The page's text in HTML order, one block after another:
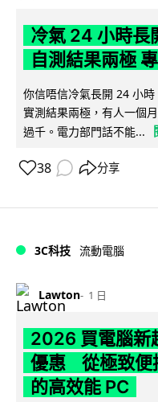
冷氣 24 小時長
自測結果兩極
你信唔信冷氣長開 24 小
實測結果兩極，有人一個
過千。電力部門話不能...
38 分享
3C科技 流動電腦
Lawton 1 日
2026 買電腦新
優惠 從極致便
的高效能 PC